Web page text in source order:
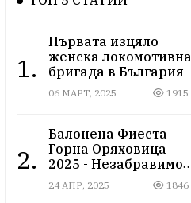
1.
Първата изцяло
женска локомотивна
бригада в България
06 МАРТ, 2025 1915
2.
Балонена Фиеста
Горна Оряховица
2025 - Незабравимо
изживяване сред
небесните простори
24 АПР, 2025 1846